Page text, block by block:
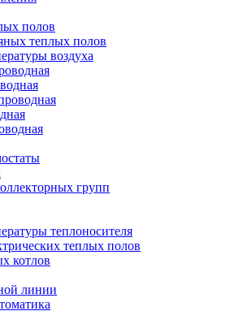
полов
теплых полов
воздуха
групп
теплоносителя
теплых полов
котлов
линии